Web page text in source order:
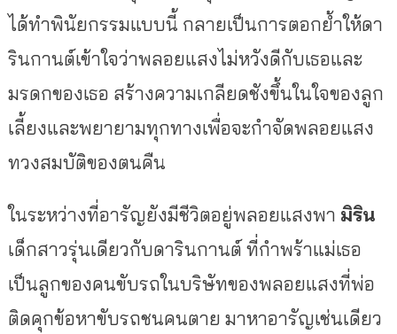
ได้ทำพินัยกรรมแบบนี้ กลายเป็นการตอกย้ำให้ดา
รินกานต์เข้าใจว่าพลอยแสงไม่หวังดีกับเธอและ
มรดกของเธอ สร้างความเกลียดชังขึ้นในใจของลูก
เลี้ยงและพยายามทุกทางเพื่อจะกำจัดพลอยแสง
ทวงสมบัติของตนคืน
ในระหว่างที่อารัญยังมีชีวิตอยู่พลอยแสงพา มิริน
เด็กสาวรุ่นเดียวกับดารินกานต์ ที่กำพร้าแม่เธอ
เป็นลูกของคนขับรถในบริษัทของพลอยแสงที่พ่อ
ติดคุกข้อหาขับรถชนคนตาย มาหาอารัญเช่นเดียว